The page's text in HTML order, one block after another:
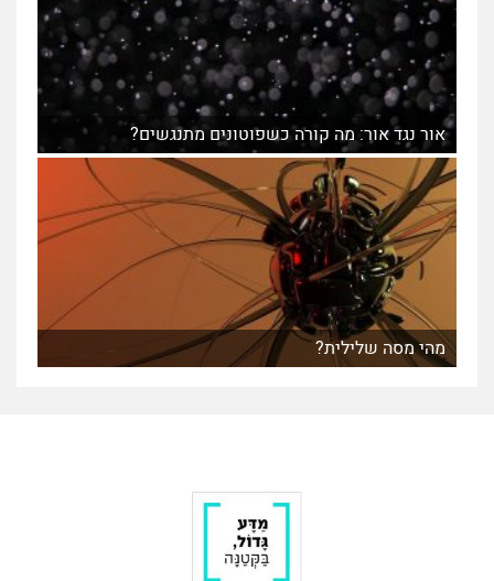
אור נגד אור: מה קורה כשפוטונים מתנגשים?
מהי מסה שלילית?